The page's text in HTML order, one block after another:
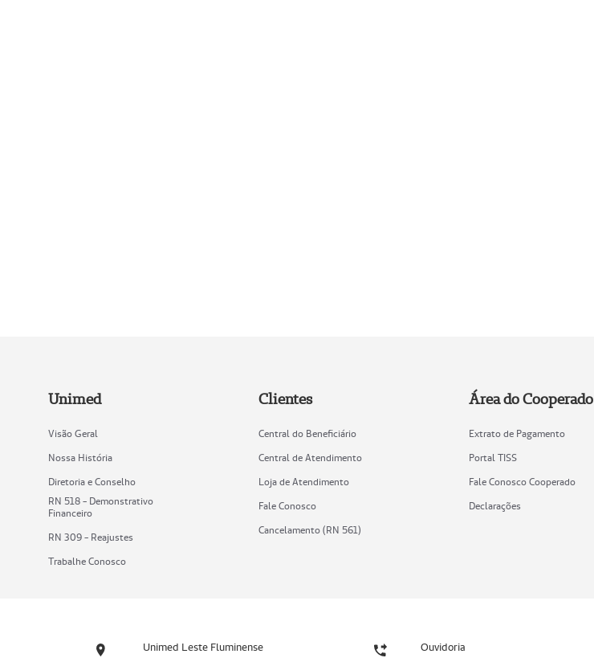
Unimed
Visão Geral
Nossa História
Diretoria e Conselho
RN 518 - Demonstrativo
Financeiro
RN 309 - Reajustes
Trabalhe Conosco
Clientes
Central do Beneficiário
Central de Atendimento
Loja de Atendimento
Fale Conosco
Cancelamento (RN 561)
Área do Cooperado
Extrato de Pagamento
Portal TISS
Fale Conosco Cooperado
Declarações
Unimed Leste Fluminense Ouvidoria